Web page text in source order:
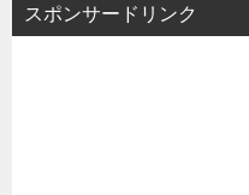
スポンサードリンク